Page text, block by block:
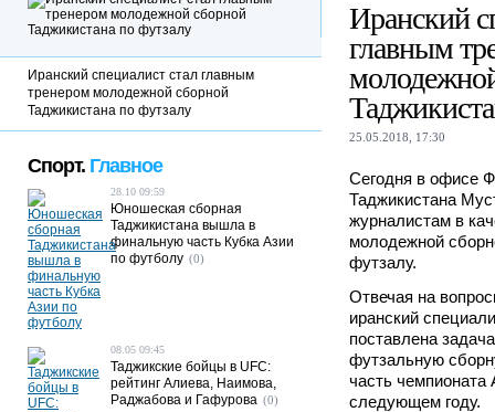
Иранский
главным
25.05.2018, 17:30
Сегодня в офисе
Таджикистана
журналистам в
молодежной
футзалу.
Отвечая на
иранский
поставлена
футзальную
часть чемпионата
следующем году.
Иранский специалист стал главным
тренером молодежной сборной
Таджикистана по футзалу
Спорт. Главное
28.10 09:59
Юношеская сборная
Таджикистана вышла в
финальную часть Кубка Азии
по футболу (0)
08.05 09:45
Таджикские бойцы в UFC:
рейтинг Алиева, Наимова,
Раджабова и Гафурова (0)